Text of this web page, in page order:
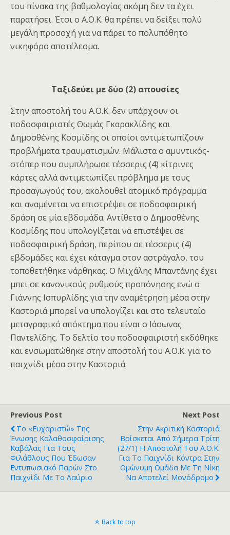
του πίνακα της βαθμολογίας ακόμη δεν τα έχει
παρατήσει. Έτσι ο Α.Ο.Κ. θα πρέπει να δείξει πολύ
μεγάλη προσοχή για να πάρει το πολυπόθητο
νικηφόρο αποτέλεσμα.
Ταξιδεύει με δύο (2) απουσίες
Στην αποστολή του Α.Ο.Κ. δεν υπάρχουν οι
ποδοσφαιριστές Θωμάς Γκαρακλίδης και
Δημοσθένης Κοσμίδης οι οποίοι αντιμετωπίζουν
προβλήματα τραυματισμών. Μάλιστα ο αμυντικός-
στόπερ που συμπλήρωσε τέσσερις (4) κίτρινες
κάρτες αλλά αντιμετωπίζει πρόβλημα με τους
προσαγωγούς του, ακολουθεί ατομικό πρόγραμμα
και αναμένεται να επιστρέψει σε ποδοσφαιρική
δράση σε μία εβδομάδα. Αντίθετα ο Δημοσθένης
Κοσμίδης που υπολογίζεται να επιστέψει σε
ποδοσφαιρική δράση, περίπου σε τέσσερις (4)
εβδομάδες και έχει κάταγμα στον αστράγαλο, του
τοποθετήθηκε νάρθηκας. Ο Μιχάλης Μπαντάνης έχει
μπει σε κανονικούς ρυθμούς προπόνησης ενώ ο
Γιάννης Ισπυρλίδης για την αναμέτρηση μέσα στην
Καστοριά μπορεί να υπολογίζει και στο τελευταίο
μεταγραφικό απόκτημα που είναι ο Ιάσωνας
Παντελίδης. Το δελτίο του ποδοσφαιριστή εκδόθηκε
και ενσωματώθηκε στην αποστολή του Α.Ο.Κ. για το
παιχνίδι μέσα στην Καστοριά.
Previous Post
Το «ευχαριστώ» Της
Ένωσης Καλαθοσφαίρισης
Καβάλας Για Τους
Φιλάθλους Που Έδωσαν
Εντυπωσιακό Παρών Στο
Παιχνίδι Με Το Λαύριο
Next Post
Στην Ακριτική Καστοριά
Βρίσκεται Από Σήμερα Τρίτη
(27/1) Η Αποστολή Του Α.Ο.Κ.
Για Το Παιχνίδι Κόντρα Στην
Ομώνυμη Ομάδα Με Τη Νίκη
Να Αποτελεί Μονόδρομο
Back to top